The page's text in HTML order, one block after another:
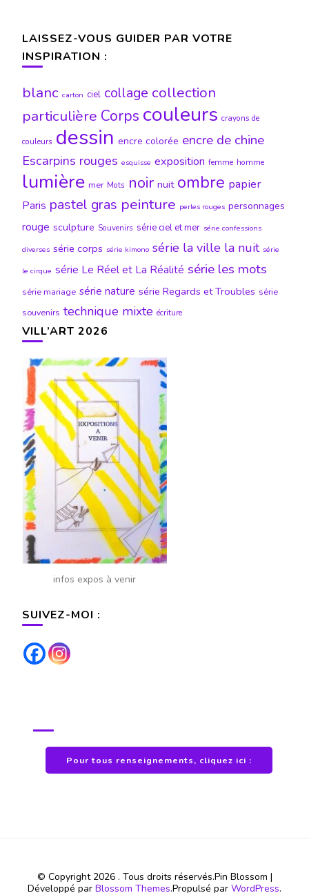
LAISSEZ-VOUS GUIDER PAR VOTRE
INSPIRATION :
blanc carton ciel collage collection
particulière Corps couleurs crayons de
couleurs dessin encre colorée encre de chine
Escarpins rouges esquisse exposition femme homme
lumière mer Mots noir nuit ombre papier
Paris pastel gras peinture perles rouges personnages
rouge sculpture Souvenirs série ciel et mer série confessions
diverses série corps série kimono série la ville la nuit série
le cirque série Le Réel et La Réalité série les mots
série mariage série nature série Regards et Troubles série
souvenirs technique mixte écriture
VILL’ART 2026
infos expos à venir
SUIVEZ-MOI :
Pour tous renseignements, cliquez ici :
© Copyright 2026 . Tous droits réservés.Pin Blossom |
Développé par Blossom Themes.Propulsé par WordPress.